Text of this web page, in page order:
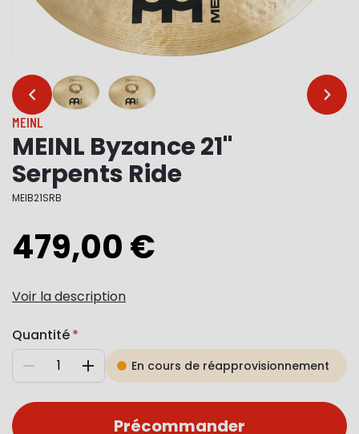
… …
MEINL
MEINL Byzance 21"
Serpents Ride
MEIB21SRB
479,00 €
Voir la description
Quantité
Diminuer AugmenterEn cours de réapprovisionnement
Précommander